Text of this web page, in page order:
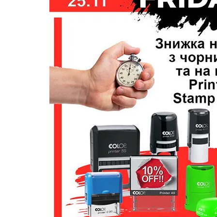
терминами,
штемпельные подушки
краски, расходные
материалы для
изготовления печатей и
штампов, продукция
пломбирования.